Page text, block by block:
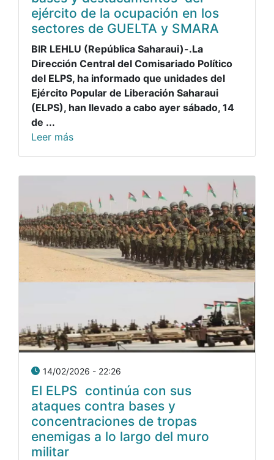
ejército de la ocupación en los
sectores de GUELTA y SMARA
BIR LEHLU (República Saharaui)-.La
Dirección Central del Comisariado Político
del ELPS, ha informado que unidades del
Ejército Popular de Liberación Saharaui
(ELPS), han llevado a cabo ayer sábado, 14
de ...
Leer más
14/02/2026 - 22:26
El ELPS continúa con sus
ataques contra bases y
concentraciones de tropas
enemigas a lo largo del muro
militar